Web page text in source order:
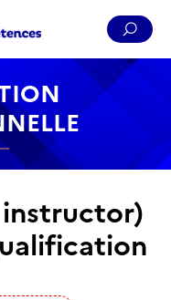
Pied de page